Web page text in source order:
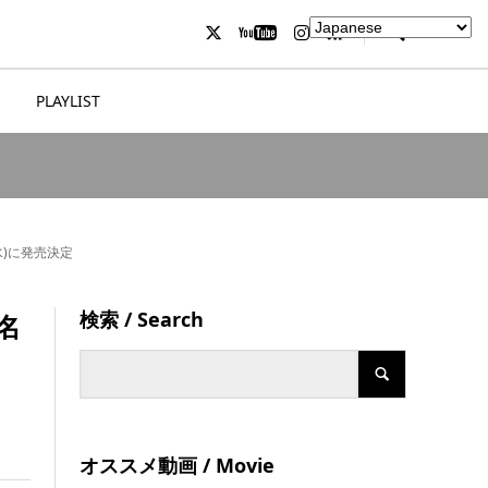
PLAYLIST
に発売決定
検索 / Search
オススメ動画 / Movie